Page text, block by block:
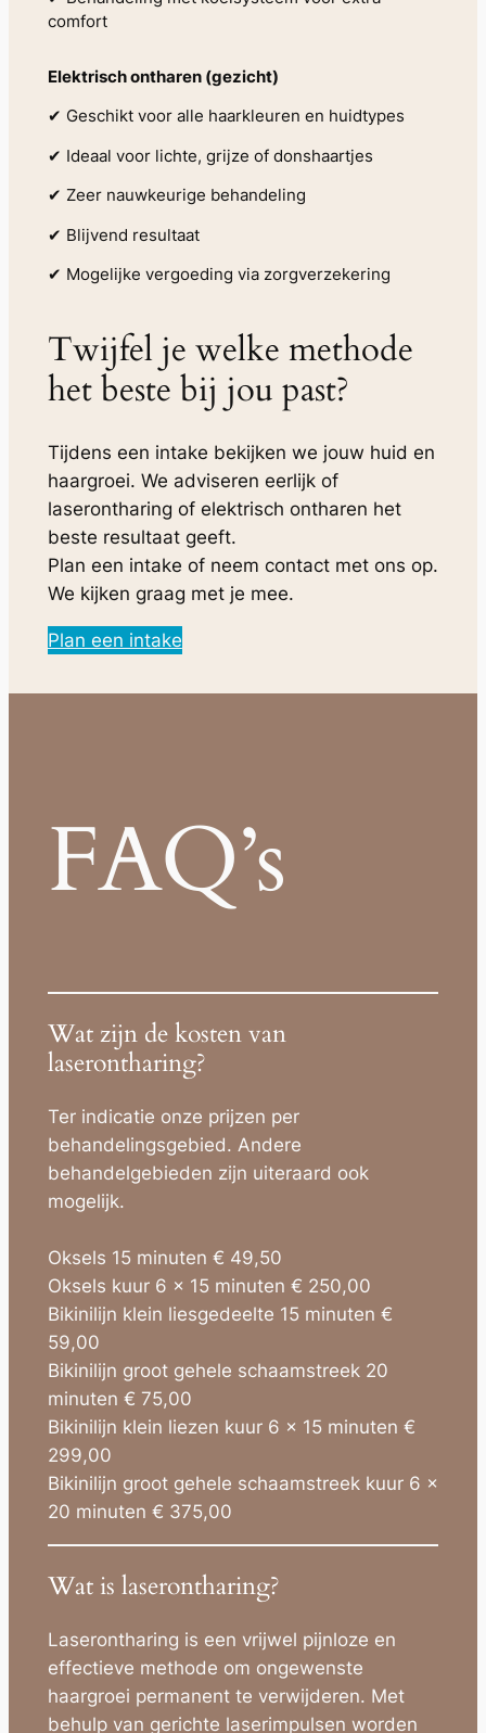
comfort
Elektrisch ontharen (gezicht)
✔ Geschikt voor alle haarkleuren en huidtypes
✔ Ideaal voor lichte, grijze of donshaartjes
✔ Zeer nauwkeurige behandeling
✔ Blijvend resultaat
✔ Mogelijke vergoeding via zorgverzekering
Twijfel je welke methode
het beste bij jou past?
Tijdens een intake bekijken we jouw huid en
haargroei. We adviseren eerlijk of
laserontharing of elektrisch ontharen het
beste resultaat geeft.
Plan een intake of neem contact met ons op.
We kijken graag met je mee.
Plan een intake
FAQ’s
Wat zijn de kosten van
laserontharing?
Ter indicatie onze prijzen per
behandelingsgebied. Andere
behandelgebieden zijn uiteraard ook
mogelijk.
Oksels 15 minuten € 49,50
Oksels kuur 6 x 15 minuten € 250,00
Bikinilijn klein liesgedeelte 15 minuten €
59,00
Bikinilijn groot gehele schaamstreek 20
minuten € 75,00
Bikinilijn klein liezen kuur 6 x 15 minuten €
299,00
Bikinilijn groot gehele schaamstreek kuur 6 x
20 minuten € 375,00
Wat is laserontharing?
Laserontharing is een vrijwel pijnloze en
effectieve methode om ongewenste
haargroei permanent te verwijderen. Met
behulp van gerichte laserimpulsen worden